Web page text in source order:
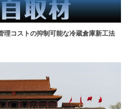
理コストの抑制可能な冷蔵倉庫新工法